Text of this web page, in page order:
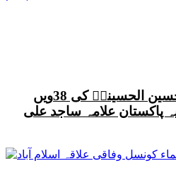
شہید قائد علامہ عارف حسین الحسینیؒ کی 38ویں
پاکستان علامہ ساجد علی